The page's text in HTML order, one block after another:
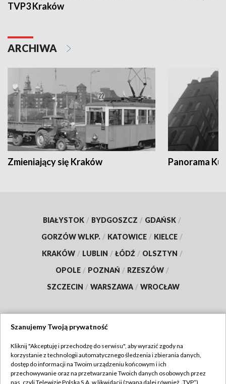
TVP3 Kraków
ARCHIWA
Zmieniający się Kraków Panorama
BIAŁYSTOK / BYDGOSZCZ / GDAŃSK /
GORZÓW WLKP. / KATOWICE / KIELCE /
KRAKÓW / LUBLIN / ŁÓDŹ / OLSZTYN /
OPOLE / POZNAŃ / RZESZÓW /
SZCZECIN / WARSZAWA / WROCŁAW
TVP
Abonament TVP
Regulamin TVP
Szanujemy Twoją prywatność
Kliknij "Akceptuję i przechodzę do serwisu", aby wyrazić zgody na
korzystanie z technologii automatycznego śledzenia i zbierania danych,
dostęp do informacji na Twoim urządzeniu końcowym i ich
przechowywanie oraz na przetwarzanie Twoich danych osobowych przez
nas, czyli Telewizję Polską S.A. w likwidacji (zwaną dalej również „TVP”),